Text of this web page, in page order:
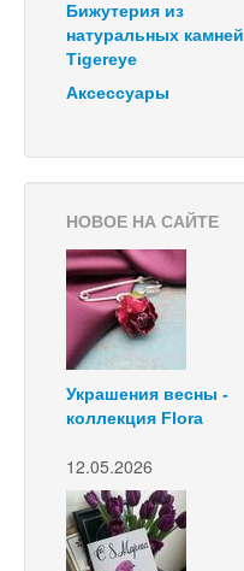
Бижутерия из
натуральных камней
Tigereye
Аксессуары
НОВОЕ НА САЙТЕ
Украшения весны -
коллекция Flora
12.05.2026